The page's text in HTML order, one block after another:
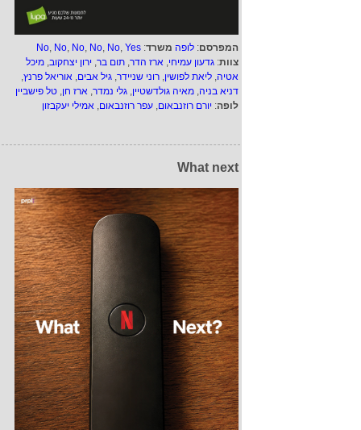
המפרסם: לופה משרד:
No, No, No, No, No, Yes
צוות: גדעון עמיחי, ארז הדר, תום בר, ירון יצחקוב, מיכל
אטיה, ליאת לפושין, רוני שניידר, גיל אבים, אוריאל פרנץ,
דניא בניה, מאיה גולדשטיין, גלי נמדר, ארז חן, טל פישביין
לופה: יורם רוזנבאום, עפר רוזנבאום, אמילי יעקבזון
What next